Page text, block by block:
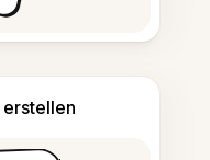
erstellen